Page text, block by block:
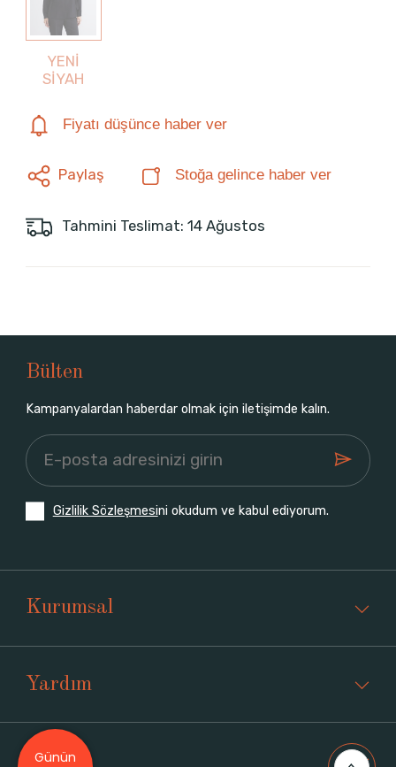
YENİ
SİYAH
Fiyatı düşünce haber ver
Paylaş Stoğa gelince haber ver
Tahmini Teslimat: 14 Ağustos
Bülten
Kampanyalardan haberdar olmak için iletişimde kalın.
Gizlilik Sözleşmesini okudum ve kabul ediyorum.
Kurumsal
Yardım
Üyelik
Günün